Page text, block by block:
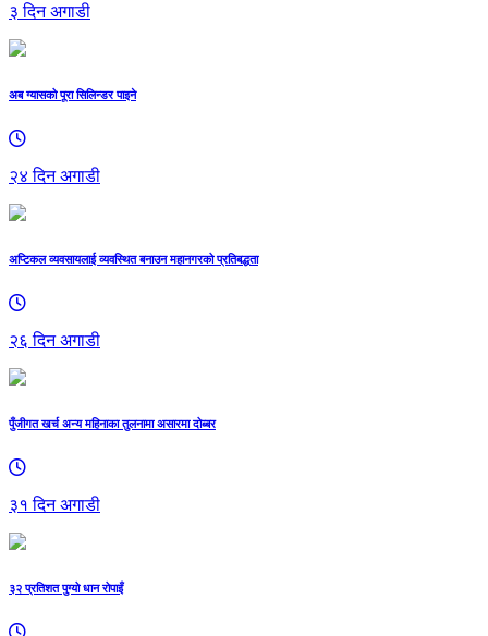
३ दिन अगाडी
अब ग्यासको पूरा सिलिन्डर पाइने
२४ दिन अगाडी
अप्टिकल व्यवसायलाई व्यवस्थित बनाउन महानगरको प्रतिबद्धता
२६ दिन अगाडी
पुँजीगत खर्च अन्य महिनाका तुलनामा असारमा दोब्बर
३१ दिन अगाडी
३२ प्रतिशत पुग्यो धान रोपाइँ